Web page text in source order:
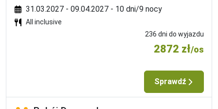
31.03.2027 - 09.04.2027 - 10 dni/9 nocy
All inclusive
236 dni do wyjazdu
2872 zł/os
Sprawdź